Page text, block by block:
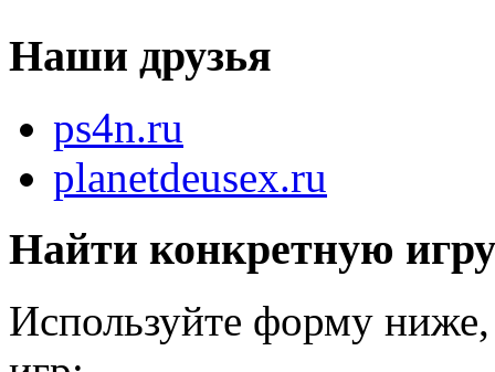
Наши друзья
ps4n.ru
planetdeusex.ru
Найти конкретную
Используйте форму